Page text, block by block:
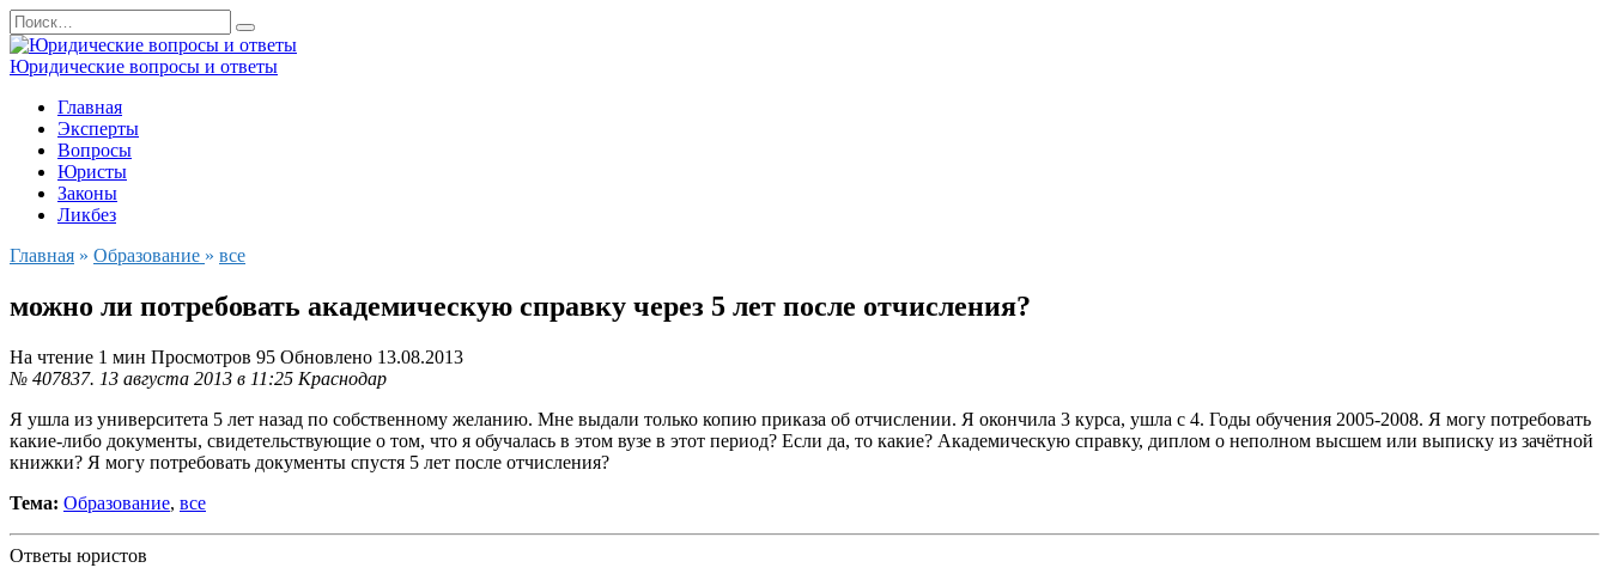
Перейти
к
содержанию
Search
for:
Юридические вопросы и ответы
Главная
Эксперты
Вопросы
Юристы
Законы
Ликбез
Главная » Образование » все
можно ли потребовать академическую справку через 5 лет после отчисления?
На чтение 1 мин Просмотров 95 Обновлено 13.08.2013
№ 407837. 13 августа 2013 в 11:25 Краснодар
Я ушла из университета 5 лет назад по собственному желанию. Мне выдали только копию приказа об отчислении. Я окончила 3 курса, ушла с 4. Годы обучения 2005-2008. Я могу потребовать
какие-либо документы, свидетельствующие о том, что я обучалась в этом вузе в этот период? Если да, то какие? Академическую справку, диплом о неполном высшем или выписку из зачётной
книжки? Я могу потребовать документы спустя 5 лет после отчисления?
Тема: Образование, все
Ответы юристов